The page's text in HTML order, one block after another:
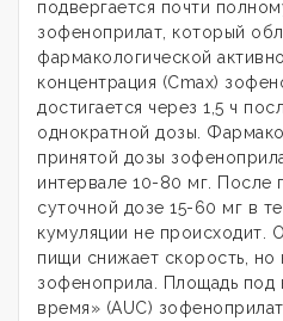
подвергается почти
зофеноприлат, который
фармакологической
концентрация (Сmах)
достигается через 1,5 ч
однократной дозы.
принятой дозы
интервале 10-80 мг. После
суточной дозе 15-60 мг в
кумуляции не происходит.
пищи снижает скорость, но
зофеноприла. Площадь под
время» (AUC)